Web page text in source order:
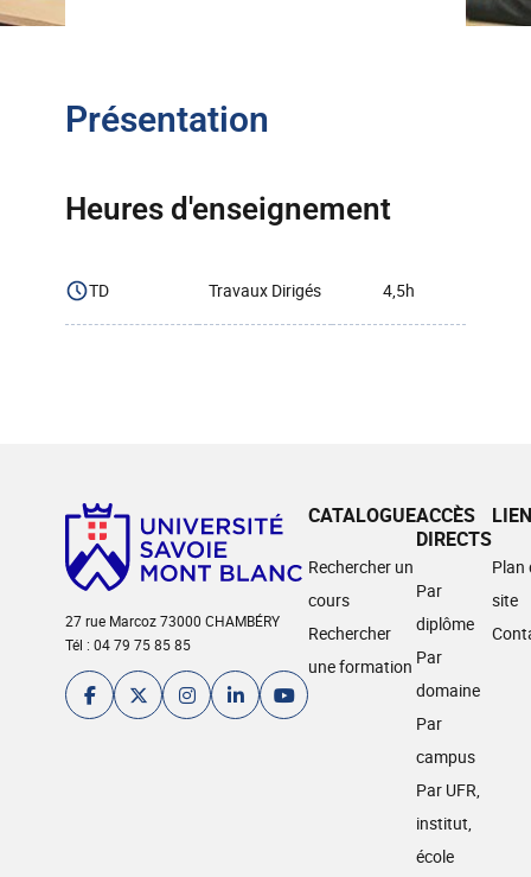
Présentation
Heures d'enseignement
TD Travaux Dirigés 4,5h
27 rue Marcoz 73000 CHAMBÉRY
Tél : 04 79 75 85 85
CATALOGUE
Rechercher un
cours
Rechercher
une formation
ACCÈS
DIRECTS
Par
diplôme
Par
domaine
Par
campus
Par UFR,
institut,
école
Plan
site